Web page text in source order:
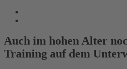
Auch im hohen Alter
Training auf dem